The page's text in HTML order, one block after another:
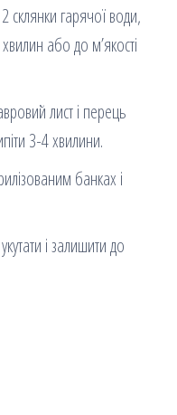
склянки гарячої води,
або до м’якості
лист і перець
3-4 хвилини.
банках і
і залишити до